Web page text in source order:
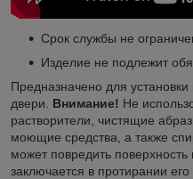
Срок службы не
Изделие не подлежит
Предназначено для
двери. Внимание! Не
растворители, чистящие
моющие средства, а также
может повредить
заключается в протирании